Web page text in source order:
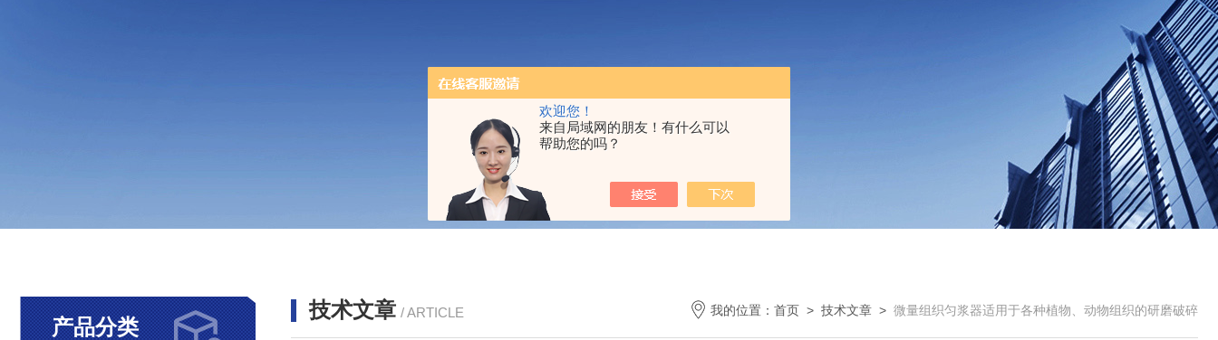
欢迎您！
来自局域网的朋友！有什么可以
帮助您的吗？
产品分类
技术文章 / ARTICLE 我的位置： 首页 > 技术文章 > 微量组织匀浆器适用于各种植物、动物组织的研磨破碎